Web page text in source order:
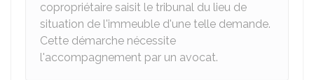
copropriétaire saisit le tribunal du lieu de
situation de l'immeuble d'une telle demande.
Cette démarche nécessite
l'accompagnement par un avocat.